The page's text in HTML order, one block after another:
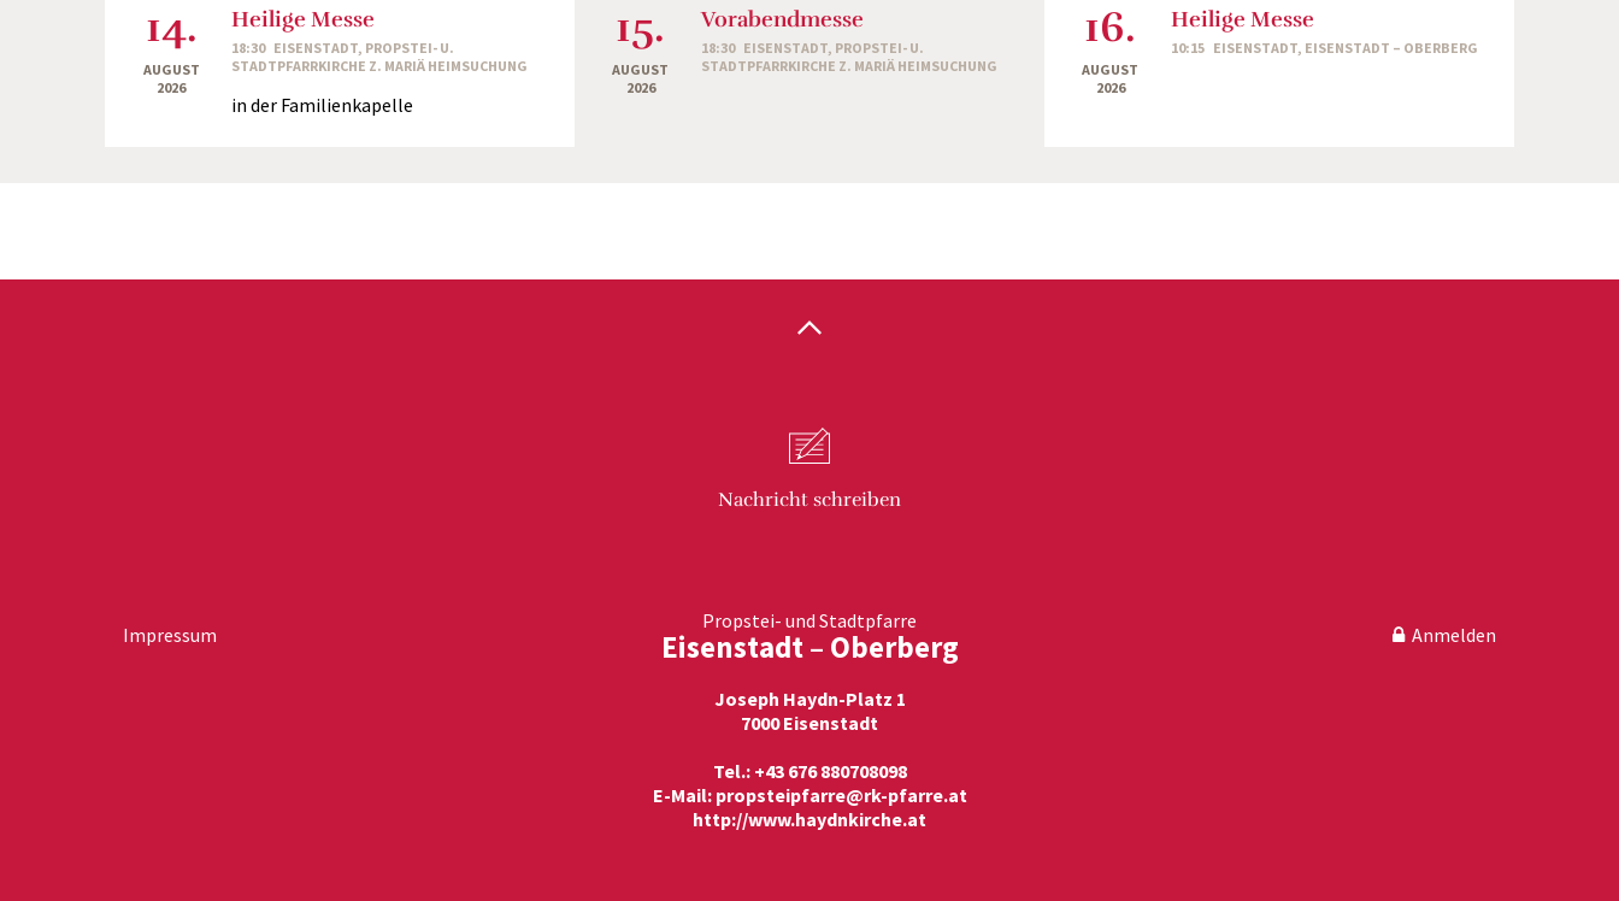
14.
AUGUST
2026
Heilige Messe
18:30 EISENSTADT, PROPSTEI- U.
STADTPFARRKIRCHE Z. MARIÄ HEIMSUCHUNG
in der Familienkapelle
15.
AUGUST
2026
Vorabendmesse
18:30 EISENSTADT, PROPSTEI- U.
STADTPFARRKIRCHE Z. MARIÄ HEIMSUCHUNG
16.
AUGUST
2026
Heilige Messe
10:15 EISENSTADT, EISENSTADT – OBERBERG
Nachricht schreiben
Propstei- und Stadtpfarre
Eisenstadt – Oberberg
Joseph Haydn-Platz 1
7000 Eisenstadt
Tel.: +43 676 880708098
E-Mail: propsteipfarre@rk-pfarre.at
http://www.haydnkirche.at
Impressum Anmelden